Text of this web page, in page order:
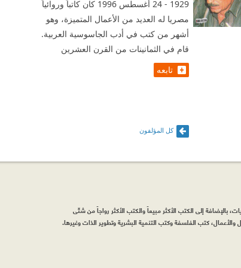
1929 - 24 أغسطس 1996 كان كاتباً وروائياً
مصريا له العديد من الأعمال المتميزة، وهو
أشهر من كتب في أدب الجاسوسية العربية.
قام في الثمانينات من القرن العشرين
تابعه
كل المؤلفون
بالإضافة إلى الكتب الأكثر مبيعاً والكتب الأكثر رواجاً من شتّى
كتب الفلسفة وكتب التنمية البشرية وتطوير الذات وغيرها.